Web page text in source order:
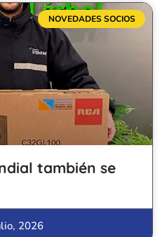
NOVEDADES SOCIOS
también se
2026